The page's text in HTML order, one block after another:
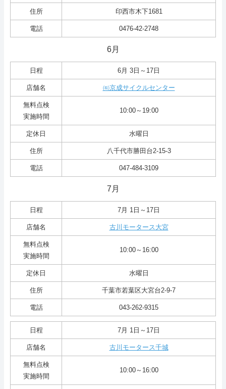
組合員ページ
ホーム
住所 印西市木下1681
電話 0476-42-2748
6月
日程 6月 3日～17日
店舗名 ㈲京成サイクルセンター
無料点検
実施時間
10:00～19:00
定休日 水曜日
住所 八千代市勝田台2-15-3
電話 047-484-3109
7月
日程 7月 1日～17日
店舗名 古川モータース大宮
無料点検
実施時間
10:00～16:00
定休日 水曜日
住所 千葉市若葉区大宮台2-9-7
電話 043-262-9315
日程 7月 1日～17日
店舗名 古川モータース千城
無料点検
実施時間
10:00～16:00